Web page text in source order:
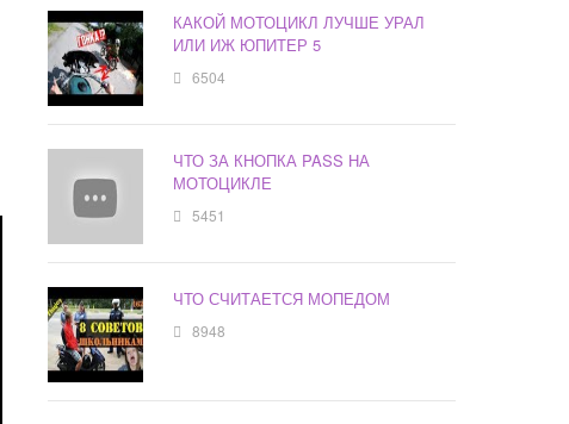
КАКОЙ МОТОЦИКЛ ЛУЧШЕ УРАЛ
ИЛИ ИЖ ЮПИТЕР 5
6504
ЧТО ЗА КНОПКА PASS НА
МОТОЦИКЛЕ
5451
ЧТО СЧИТАЕТСЯ МОПЕДОМ
8948